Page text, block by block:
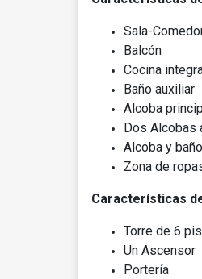
Sala-
Balcón
Cocina
Baño auxiliar
Alcoba
Dos Alcobas
Alcoba y
Zona de
Características
Torre de 6
Un Ascensor
Portería